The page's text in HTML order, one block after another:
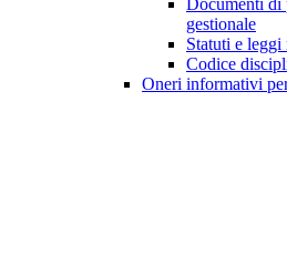
Documenti
gestionale
Statuti e leggi
Codice
Oneri informativi